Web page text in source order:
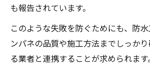
耐用年数を伸ばす防水工事のコ
防水工事で耐用年数を長く
防水工事のメンテナンスで
法
も報告されています。
このような失敗を防ぐためにも、防
ンパネの品質や施工方法までしっか
る業者と連携することが求められます。